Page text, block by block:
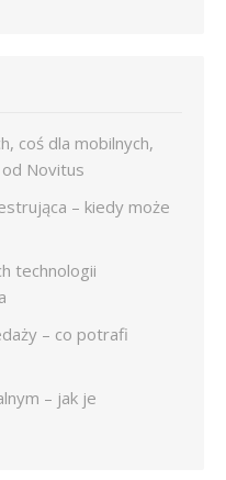
coś dla mobilnych,
Novitus
– kiedy może
technologii
– co potrafi
– jak je